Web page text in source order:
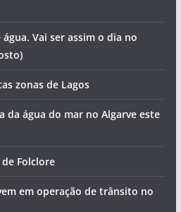
Vai ser assim o dia no
zonas de Lagos
da água do mar no Algarve este
Folclore
em operação de trânsito no